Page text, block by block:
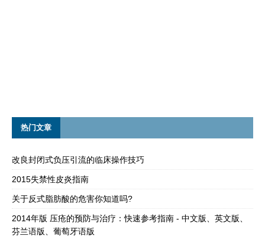
热门文章
改良封闭式负压引流的临床操作技巧
2015失禁性皮炎指南
关于反式脂肪酸的危害你知道吗?
2014年版 压疮的预防与治疗：快速参考指南 - 中文版、英文版、
芬兰语版、葡萄牙语版